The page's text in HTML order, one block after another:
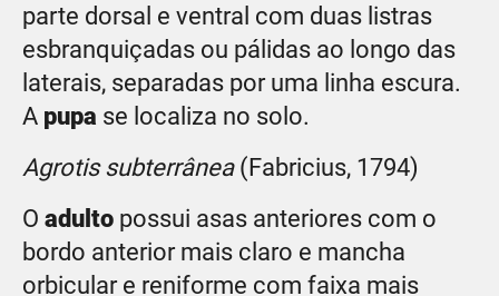
parte dorsal e ventral com duas listras
esbranquiçadas ou pálidas ao longo das
laterais, separadas por uma linha escura.
A pupa se localiza no solo.
Agrotis subterrânea(Fabricius, 1794)
O adulto possui asas anteriores com o
bordo anterior mais claro e mancha
orbicular e reniforme com faixa mais